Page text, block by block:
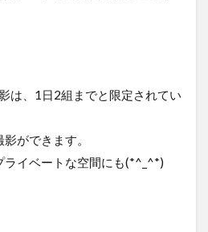
は、1日2組までと限定されてい
ができます。
ライベートな空間にも(*^_^*)